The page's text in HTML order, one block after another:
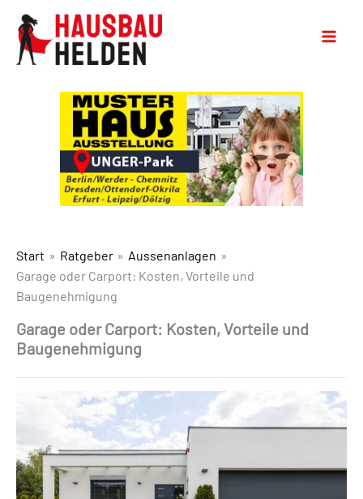
Start Ratgeber
Aussenanlagen
Garage oder Carport: Kosten, Vorteile und
Baugenehmigung
Garage oder Carport: Kosten, Vorteile und
Baugenehmigung